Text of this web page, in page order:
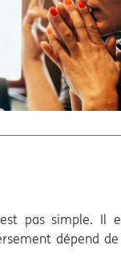
pas simple. Il
dépend